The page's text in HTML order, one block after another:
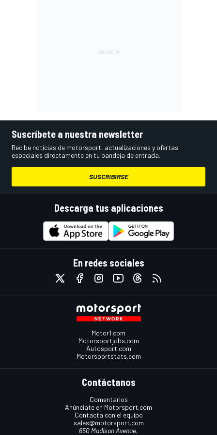
Suscríbete a nuestra newsletter
Recibe noticias de motorsport, actualizaciones y ofertas
especiales directamente en tu bandeja de entrada.
SUSCRIBIRSE
Descarga tus aplicaciones
En redes sociales
Motor1.com
Motorsportjobs.com
Autosport.com
Motorsportstats.com
Contáctanos
Comentarios
Anúnciate en Motorsport.com
Contacta con el equipo
sales@motorsport.com
650 Madison Avenue,